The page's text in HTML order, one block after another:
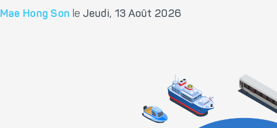
Mae Hong Son le Jeudi, 13 Août 2026